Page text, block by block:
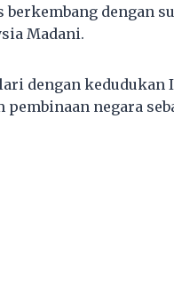
dengan
Madani.
dengan kedudukan
negara